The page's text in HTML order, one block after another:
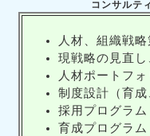
コンサルテ
人材、組織戦略
現戦略の見直し
人材ポートフォ
制度設計（育成
採用プログラム
育成プログラム